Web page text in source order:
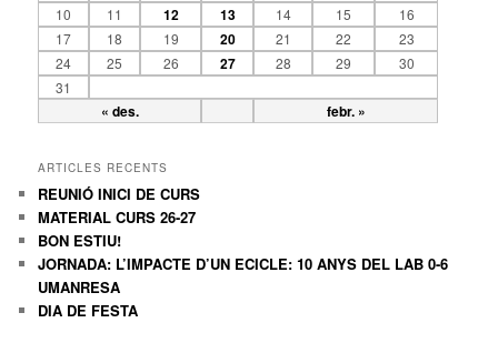
« des. febr. »
10
11 12 13 14 15
16
17
18 19 20 21 22
23
24
25 26 27 28 29
30
31
ARTICLES RECENTS
REUNIÓ INICI DE CURS
MATERIAL CURS 26-27
BON ESTIU!
JORNADA: L’IMPACTE D’UN ECICLE: 10 ANYS DEL LAB 0-6
UMANRESA
DIA DE FESTA